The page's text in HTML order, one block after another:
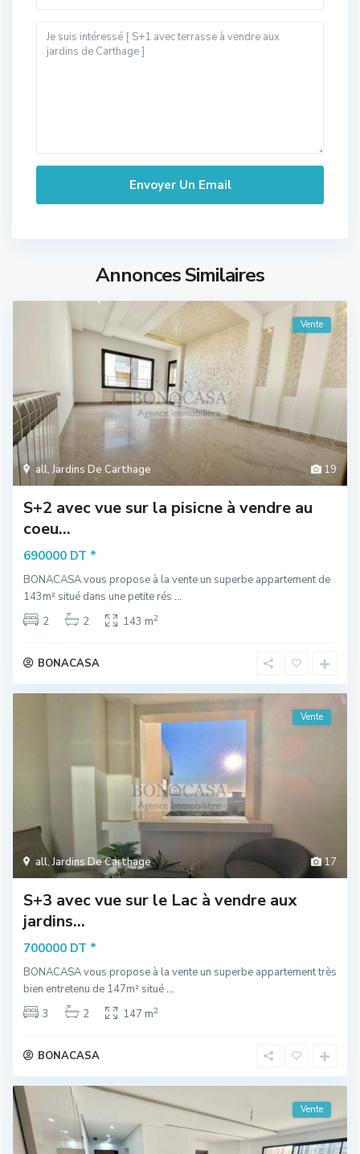
Annonces Similaires
19
all,Jardins De Carthage
Vente
S+2 avec vue sur la pisicne à vendre au
coeu...
690000 DT *
BONACASA vous propose à la vente un superbe appartement de
143m² situé dans une petite rés ...
2
2 143 m2
BONACASA
17
all,Jardins De Carthage
Vente
S+3 avec vue sur le Lac à vendre aux
jardins...
700000 DT *
BONACASA vous propose à la vente un superbe appartement très
bien entretenu de 147m² situé...
3
2 147 m2
BONACASA
Vente